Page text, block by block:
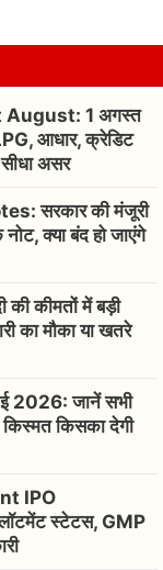
August: 1 अगस्त
आधार, क्रेडिट
असर
सरकार की मंजूरी
क्या बंद हो जाएंगे
कीमतों में बड़ी
का मौका या खतरे
2026: जानें सभी
किस्मत किसका देगी
IPO
स्टेटस, GMP